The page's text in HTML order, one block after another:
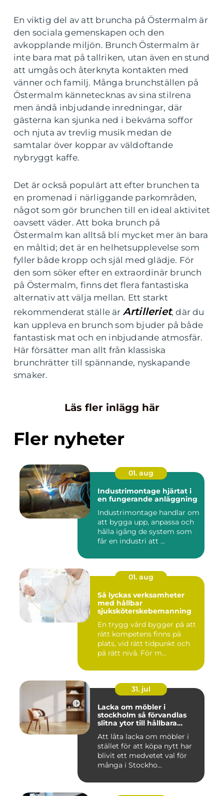
En viktig del av att bruncha på Östermalm är
den sociala gemenskapen och den
avkopplande miljön. Brunch Östermalm är
inte bara mat på tallriken, utan även en stund
att umgås och återknyta kontakten med
vänner och familj. Många brunchställen på
Östermalm kännetecknas av sina stilrena
men ändå inbjudande inredningar, där
gästerna kan sjunka ned i bekväma soffor
och njuta av trevlig musik medan de
samtalar över koppar av väldoftande
nybryggt kaffe.
Det är också populärt att efter brunchen ta
en promenad i närliggande parkområden,
något som gör brunchen till en ideal aktivitet
oavsett väder. Att boka brunch på
Östermalm kan alltså bli mycket mer än bara
en måltid; det är en helhetsupplevelse som
fyller både kropp och själ med glädje. För
den som söker efter en extraordinär brunch
på Östermalm, finns det flera fantastiska
alternativ att välja mellan. Ett starkt
rekommenderat ställe är Artilleriet, där du
kan uppleva en brunch som bjuder på både
fantastisk mat och en inbjudande atmosfär.
Här försätter man allt från klassiska
brunchrätter till spännande, nyskapande
smaker.
Läs fler inlägg här
Fler nyheter
01. aug
Industrimontage hjärtat i
en fungerande anläggning
Industrimontage handlar om
att bygga upp, anpassa och
hålla igång de system som
får en industri att ...
01. aug
Så lyckas verksamheter
med hållbar
sjuksköterskebemanning
En trygg vård bygger på att
rätt kompetens finns på
plats, vid rätt tidpunkt och
på rätt nivå. För m...
31. jul
Lacka om möbler i
stockholm så förvandlas
slitna ytor till hållbara
Att låta lacka om möbler i
stället för att köpa nytt har
blivit ett medvetet val för
många i Stockho...